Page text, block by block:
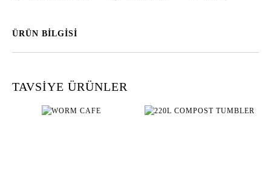
ÜRÜN BİLGİSİ
TAVSİYE ÜRÜNLER